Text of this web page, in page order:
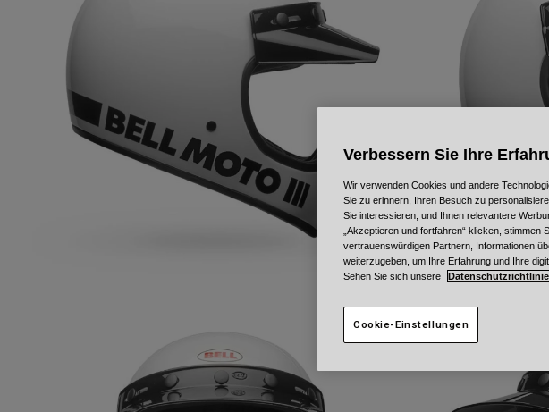
Verbessern Sie Ihre
Wir verwenden Cookies und andere
Sie zu erinnern, Ihren Besuch zu
Sie interessieren, und Ihnen relevantere
„Akzeptieren und fortfahren“ klicken,
vertrauenswürdigen Partnern, Informationen
weiterzugeben, um Ihre Erfahrung und Ihre
Sehen Sie sich unsere
Datenschutzrichtlinie
Cookie-Einstellungen